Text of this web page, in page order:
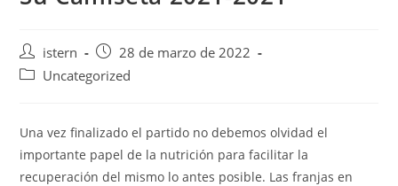
Autor
de
istern
Publicación
de
28 de marzo de 2022
Categoría
entrada:
Uncategorized
Una vez finalizado el partido no debemos olvidad el
importante papel de la nutrición para facilitar la
recuperación del mismo lo antes posible. Las franjas en